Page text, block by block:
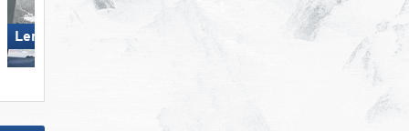
Lermoos – Grubigstein Biberwier – Marienberg